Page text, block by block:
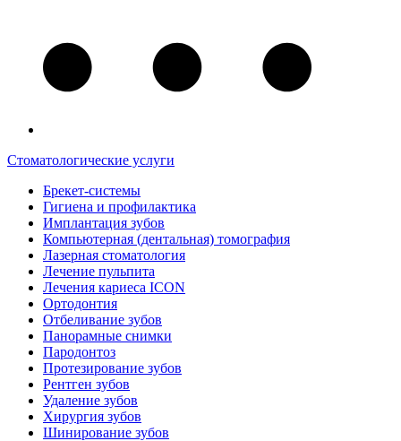
Стоматологические услуги
Брекет-системы
Гигиена и профилактика
Имплантация зубов
Компьютерная (дентальная) томография
Лазерная стоматология
Лечение пульпита
Лечения кариеса ICON
Ортодонтия
Отбеливание зубов
Панорамные снимки
Пародонтоз
Протезирование зубов
Рентген зубов
Удаление зубов
Хирургия зубов
Шинирование зубов